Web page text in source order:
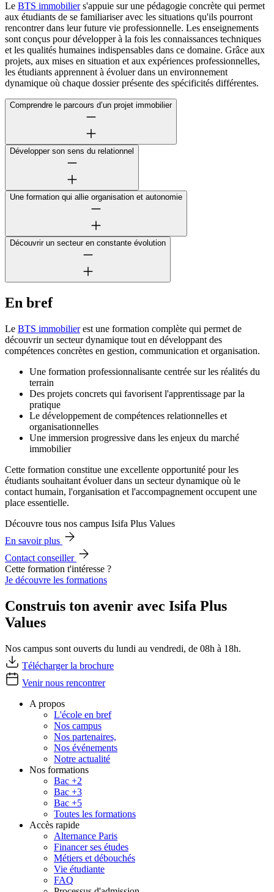
Le BTS immobiliers'appuie sur une pédagogie concrète qui permet
aux étudiants de se familiariser avec les situations qu'ils pourront
rencontrer dans leur future vie professionnelle. Les enseignements
sont conçus pour développer à la fois les connaissances techniques
et les qualités humaines indispensables dans ce domaine. Grâce aux
projets, aux mises en situation et aux expériences professionnelles,
les étudiants apprennent à évoluer dans un environnement
dynamique où chaque dossier présente des spécificités différentes.
Comprendre le parcours d’un projet immobilier
Développer son sens du relationnel
Une formation qui allie organisation et autonomie
Découvrir un secteur en constante évolution
En bref
Le BTS immobilierest une formation complète qui permet de
découvrir un secteur dynamique tout en développant des
compétences concrètes en gestion, communication et organisation.
Une formation professionnalisante centrée sur les réalités du
terrain
Des projets concrets qui favorisent l'apprentissage par la
pratique
Le développement de compétences relationnelles et
organisationnelles
Une immersion progressive dans les enjeux du marché
immobilier
Cette formation constitue une excellente opportunité pour les
étudiants souhaitant évoluer dans un secteur dynamique où le
contact humain, l'organisation et l'accompagnement occupent une
place essentielle.
Découvre tous nos campus Isifa Plus Values
En savoir plus
Contact conseiller
Cette formation t'intéresse ?
Je découvre les formations
Construis ton avenir avec Isifa Plus
Values
Nos campus sont ouverts du lundi au vendredi, de 08h à 18h.
Télécharger la brochure
Venir nous rencontrer
A propos
L'école en bref
Nos campus
Nos partenaires,
Nos événements
Notre actualité
Nos formations
Bac +2
Bac +3
Bac +5
Toutes les formations
Accès rapide
Alternance Paris
Financer ses études
Métiers et débouchés
Vie étudiante
FAQ